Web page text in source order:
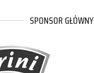
SPONSOR GŁÓWNY